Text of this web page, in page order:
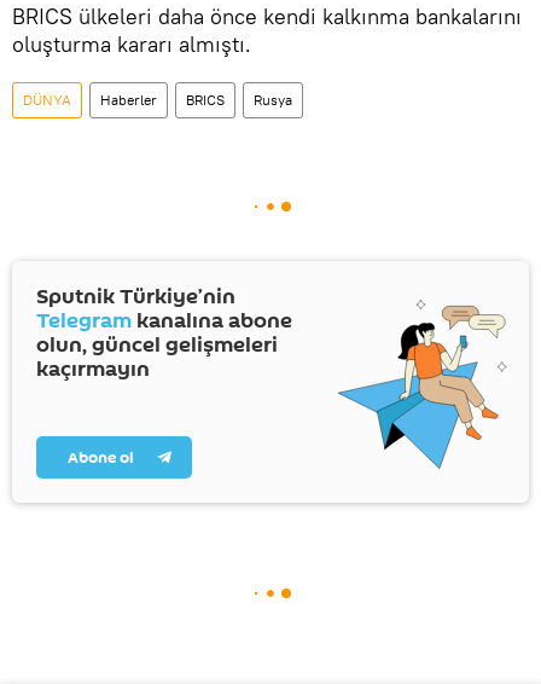
BRICS ülkeleri daha önce kendi kalkınma bankalarını
oluşturma kararı almıştı.
DÜNYA Haberler BRICS Rusya
Sputnik Türkiye’nin
Telegram kanalına abone
olun, güncel gelişmeleri
kaçırmayın
Abone ol